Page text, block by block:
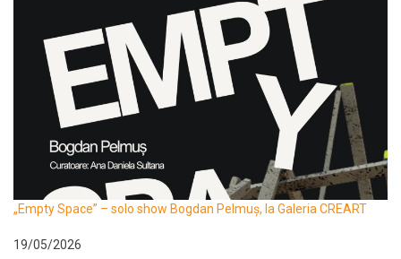
„Empty Space” – solo show Bogdan Pelmuș, la Galeria CREART
19/05/2026